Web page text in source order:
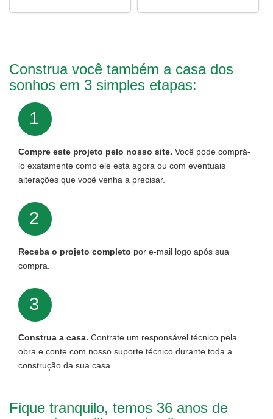
Construa você também a casa dos
sonhos em 3 simples etapas:
1
Compre este projeto pelo nosso site. Você pode comprá-
lo exatamente como ele está agora ou com eventuais
alterações que você venha a precisar.
2
Receba o projeto completo por e-mail logo após sua
compra.
3
Construa a casa. Contrate um responsável técnico pela
obra e conte com nosso suporte técnico durante toda a
construção da sua casa.
Fique tranquilo, temos 36 anos de